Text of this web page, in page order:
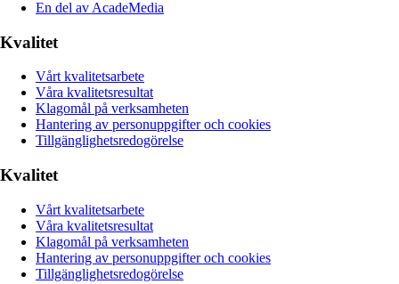
En del av AcadeMedia
Kvalitet
Vårt kvalitetsarbete
Våra kvalitetsresultat
Klagomål på verksamheten
Hantering av personuppgifter och cookies
Tillgänglighetsredogörelse
Kvalitet
Vårt kvalitetsarbete
Våra kvalitetsresultat
Klagomål på verksamheten
Hantering av personuppgifter och cookies
Tillgänglighetsredogörelse